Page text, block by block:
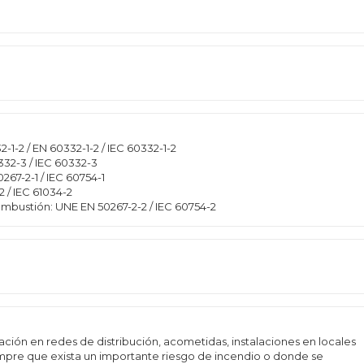
2 / EN 60332-1-2 / IEC 60332-1-2
3 / IEC 60332-3
2-1 / IEC 60754-1
IEC 61034-2
UNE EN 50267-2-2 / IEC 60754-2
en redes de distribución, acometidas, instalaciones en locales
que exista un importante riesgo de incendio o donde se